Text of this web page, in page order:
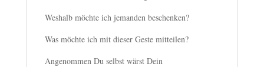
Weshalb möchte ich jemanden beschenken?
Was möchte ich mit dieser Geste mitteilen?
Angenommen Du selbst wärst Dein